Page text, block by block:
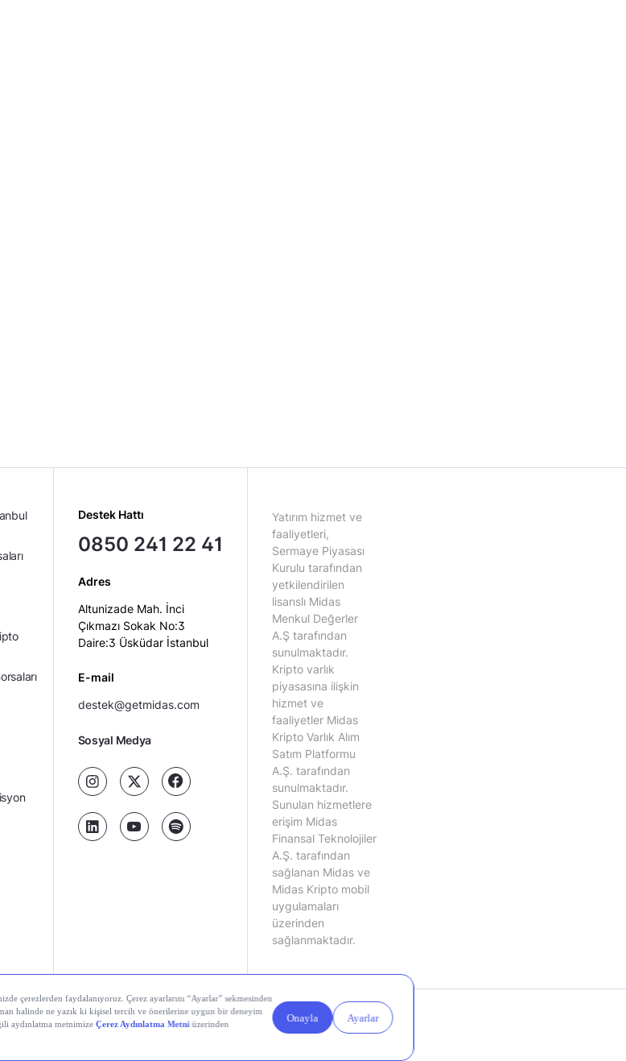
Destek Hattı
0850 241 22 41
Adres
Altunizade Mah. İnci
Çıkmazı Sokak No:3
Daire:3 Üsküdar İstanbul
E-mail
destek@getmidas.com
Sosyal Medya
Yatırım hizmet ve
faaliyetleri,
Sermaye Piyasası
Kurulu tarafından
yetkilendirilen
lisanslı Midas
Menkul Değerler
A.Ş tarafından
sunulmaktadır.
Kripto varlık
piyasasına ilişkin
hizmet ve
faaliyetler Midas
Kripto Varlık Alım
Satım Platformu
A.Ş. tarafından
sunulmaktadır.
Sunulan hizmetlere
erişim Midas
Finansal Teknolojiler
A.Ş. tarafından
sağlanan Midas ve
Midas Kripto mobil
uygulamaları
üzerinden
sağlanmaktadır.
hakları saklıdır.
Kişisel
Yasal
Çerez